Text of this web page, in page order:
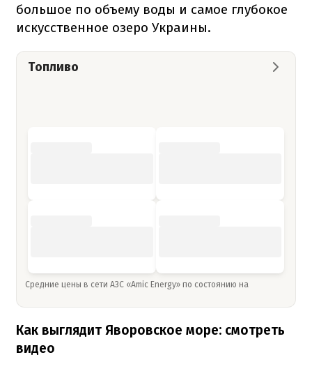
большое по объему воды и самое глубокое
искусственное озеро Украины.
Топливо
Средние цены в сети АЗС «Amic Energy» по состоянию на
Как выглядит Яворовское море: смотреть
видео